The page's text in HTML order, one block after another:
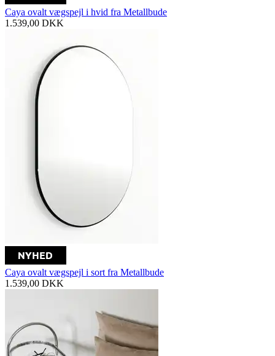
Caya ovalt vægspejl i hvid fra Metallbude
1.539,00 DKK
Caya ovalt vægspejl i sort fra Metallbude
1.539,00 DKK